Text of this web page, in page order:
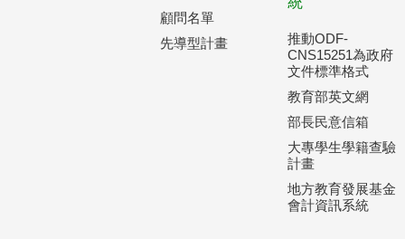
顧問名單
先導型計畫
推動ODF-
CNS15251為政府
文件標準格式
教育部英文網
部長民意信箱
大專學生學籍查驗
計畫
地方教育發展基金
會計資訊系統